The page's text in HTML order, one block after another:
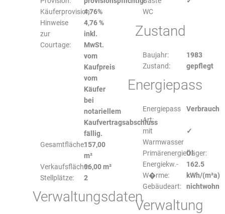
Käuferprovision:4,76%
Hinweise
zur
Courtage:
4,76 %
inkl.
MwSt.
vom
Kaufpreis
vom
Käufer
bei
notariellem
Kaufvertragsabschluss
fällig.
Gesamtfläche:157,00
m²
Verkaufsfläche:96,00 m²
Stellplätze:
2
Verwaltungsdaten
WC
Zustand
Baujahr:
1983
Zustand:
gepflegt
Energiepass
Energiepass
Art:
Verbrauch
mit
Warmwasser
✓
Primärenergieträger:
Öl
Energiekw.-
W�rme:
162.5
kWh/(m²a)
Gebäudeart:
nichtwohn
Verwaltung